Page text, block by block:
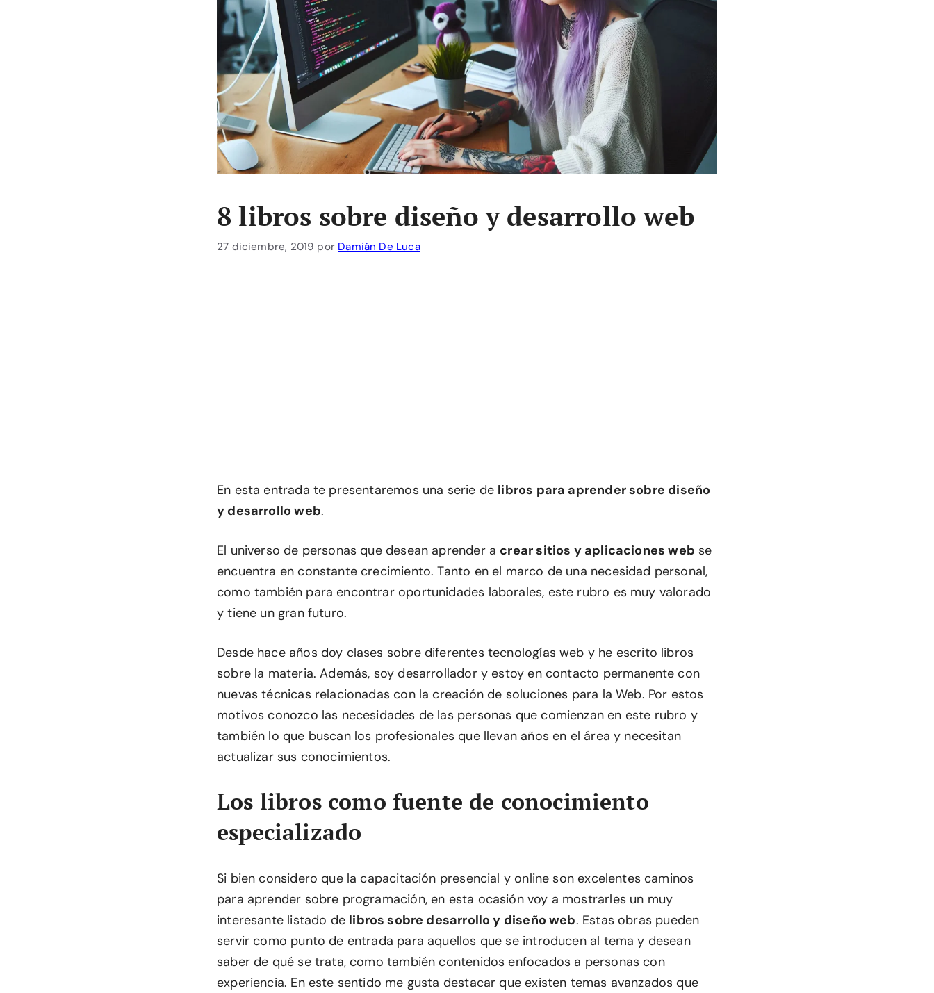
8 libros sobre diseño y desarrollo web
27 diciembre, 2019 por Damián De Luca
En esta entrada te presentaremos una serie de libros para aprender sobre diseño
y desarrollo web.
El universo de personas que desean aprender a crear sitios y aplicaciones web se
encuentra en constante crecimiento. Tanto en el marco de una necesidad personal,
como también para encontrar oportunidades laborales, este rubro es muy valorado
y tiene un gran futuro.
Desde hace años doy clases sobre diferentes tecnologías web y he escrito libros
sobre la materia. Además, soy desarrollador y estoy en contacto permanente con
nuevas técnicas relacionadas con la creación de soluciones para la Web. Por estos
motivos conozco las necesidades de las personas que comienzan en este rubro y
también lo que buscan los profesionales que llevan años en el área y necesitan
actualizar sus conocimientos.
Los libros como fuente de conocimiento
especializado
Si bien considero que la capacitación presencial y online son excelentes caminos
para aprender sobre programación, en esta ocasión voy a mostrarles un muy
interesante listado de libros sobre desarrollo y diseño web. Estas obras pueden
servir como punto de entrada para aquellos que se introducen al tema y desean
saber de qué se trata, como también contenidos enfocados a personas con
experiencia. En este sentido me gusta destacar que existen temas avanzados que